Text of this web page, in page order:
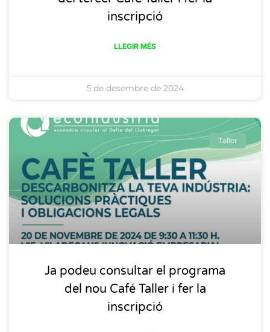
inscripció
LLEGIR MÉS
5 de desembre de 2024
Taller
Ja podeu consultar el programa
del nou Café Taller i fer la
inscripció